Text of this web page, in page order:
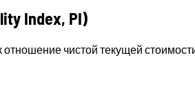
Index, PI)
чистой текущей